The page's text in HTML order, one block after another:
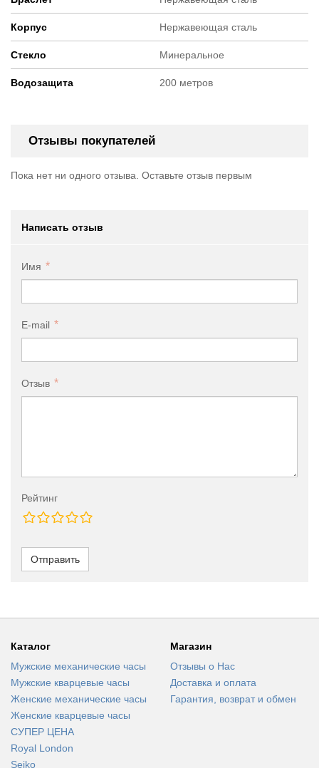
Корпус Нержавеющая сталь
Стекло Минеральное
Водозащита 200 метров
Отзывы покупателей
Пока нет ни одного отзыва. Оставьте отзыв первым
Написать отзыв
Имя
E-mail
Отзыв
Рейтинг
Отправить
Каталог
Мужские механические часы
Мужские кварцевые часы
Женские механические часы
Женские кварцевые часы
СУПЕР ЦЕНА
Royal London
Seiko
Магазин
Отзывы о Нас
Доставка и оплата
Гарантия, возврат и обмен